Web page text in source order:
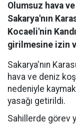
Olumsuz hava
Sakarya'nın
Kocaeli'nin
girilmesine izin
Sakarya'nın
hava ve deniz
nedeniyle
yasağı getirildi.
Sahillerde görev